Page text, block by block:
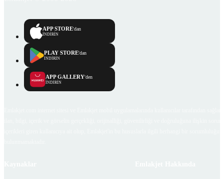
APP STORE'dan
İNDİRİN
PLAY STORE'dan
İNDİRİN
APP GALLERY'den
İNDİRİN